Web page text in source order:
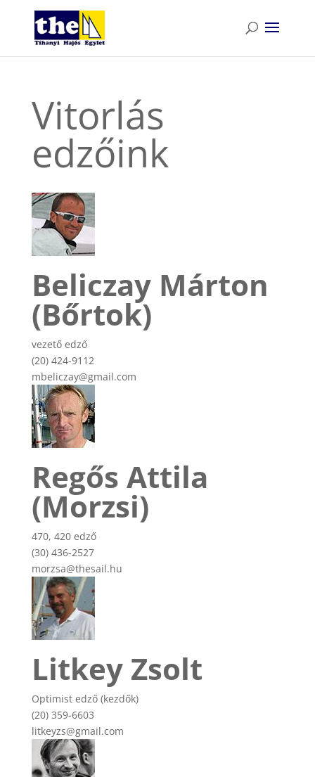
Vitorlás
edzőink
Beliczay Márton
(Bőrtok)
vezető edző
(20) 424-9112
mbeliczay@gmail.com
Regős Attila
(Morzsi)
470, 420 edző
(30) 436-2527
morzsa@thesail.hu
Litkey Zsolt
Optimist edző (kezdők)
(20) 359-6603
litkeyzs@gmail.com